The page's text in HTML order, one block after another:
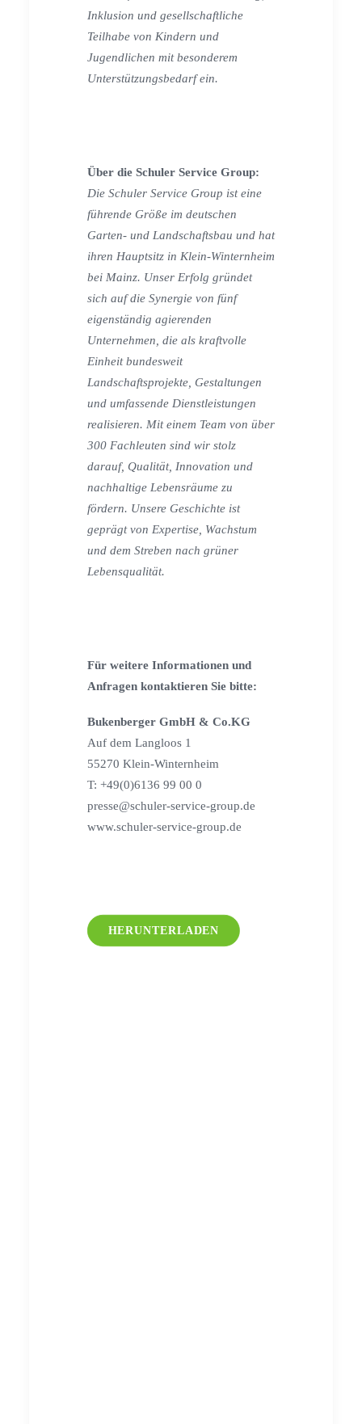
Inklusion und gesellschaftliche
Teilhabe von Kindern und
Jugendlichen mit besonderem
Unterstützungsbedarf ein.
Über die Schuler Service Group:
Die Schuler Service Group ist eine
führende Größe im deutschen
Garten- und Landschaftsbau und hat
ihren Hauptsitz in Klein-Winternheim
bei Mainz. Unser Erfolg gründet
sich auf die Synergie von fünf
eigenständig agierenden
Unternehmen, die als kraftvolle
Einheit bundesweit
Landschaftsprojekte, Gestaltungen
und umfassende Dienstleistungen
realisieren. Mit einem Team von über
300 Fachleuten sind wir stolz
darauf, Qualität, Innovation und
nachhaltige Lebensräume zu
fördern. Unsere Geschichte ist
geprägt von Expertise, Wachstum
und dem Streben nach grüner
Lebensqualität.
Für weitere Informationen und
Anfragen kontaktieren Sie bitte:
Bukenberger GmbH & Co.KG
Auf dem Langloos 1
55270 Klein-Winternheim
T: +49(0)6136 99 00 0
presse@schuler-service-group.de
www.schuler-service-group.de
HERUNTERLADEN